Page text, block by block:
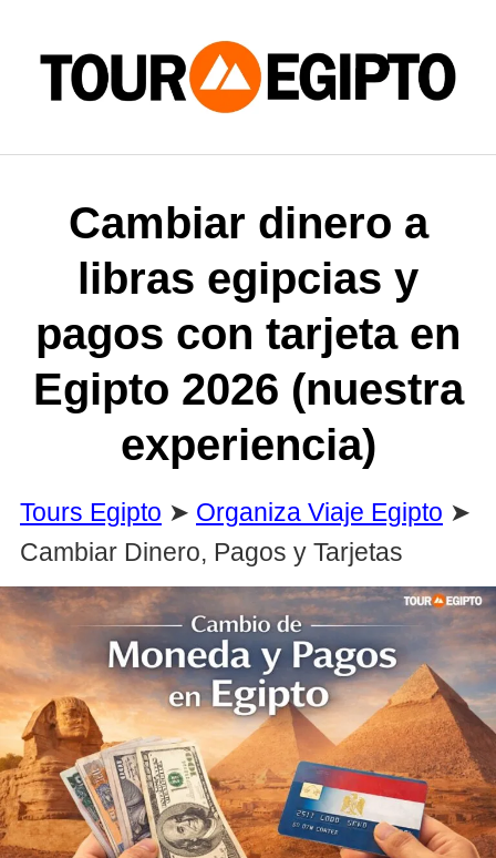
content
Cambiar dinero a
libras egipcias y
pagos con tarjeta en
Egipto 2026 (nuestra
experiencia)
Tours Egipto ➤ Organiza Viaje Egipto ➤
Cambiar Dinero, Pagos y Tarjetas